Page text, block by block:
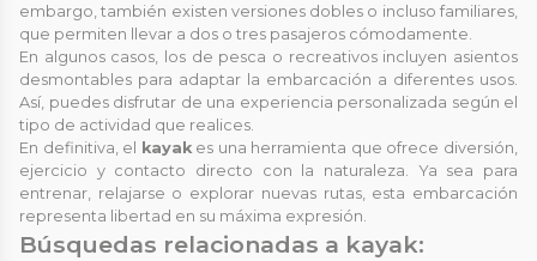
embargo, también existen versiones dobles o incluso familiares,
que permiten llevar a dos o tres pasajeros cómodamente.
En algunos casos, los de pesca o recreativos incluyen asientos
desmontables para adaptar la embarcación a diferentes usos.
Así, puedes disfrutar de una experiencia personalizada según el
tipo de actividad que realices.
En definitiva, el
kayakes una herramienta que ofrece diversión,
ejercicio y contacto directo con la naturaleza. Ya sea para
entrenar, relajarse o explorar nuevas rutas, esta embarcación
representa libertad en su máxima expresión.
Búsquedas relacionadas a kayak: